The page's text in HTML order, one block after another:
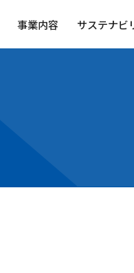
事業内容 サステナビ